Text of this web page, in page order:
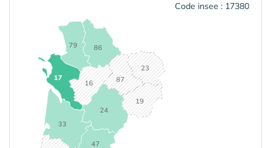
Code insee : 17380
16
17
19
23
24
33
47
79 86
87